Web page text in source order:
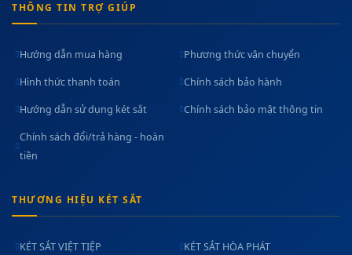
THÔNG TIN TRỢ GIÚP
Hướng dẫn mua hàng Phương thức vận chuyển
Hình thức thanh toán Chính sách bảo hành
Hướng dẫn sử dụng két sắt Chính sách bảo mật thông tin
Chính sách đổi/trả hàng - hoàn
tiền
THƯƠNG HIỆU KÉT SẮT
KÉT SẮT VIỆT TIỆP KÉT SẮT HÒA PHÁT